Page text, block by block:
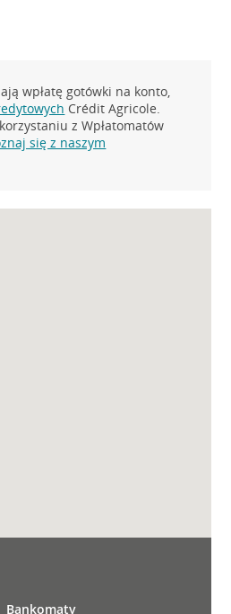
wpłatę gotówki na konto,
Crédit Agricole.
z Wpłatomatów
się z naszym
Bankomaty